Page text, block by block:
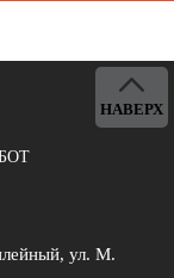
ул. М.
НАВЕРХ